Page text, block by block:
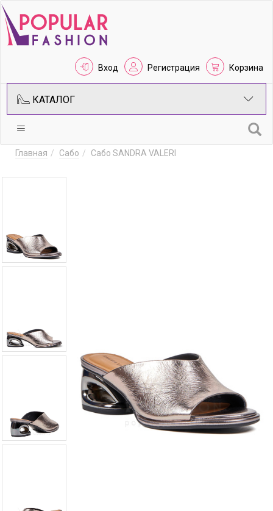
Вход Регистрация Корзина
КАТАЛОГ
Главная Сабо Сабо SANDRA VALERI